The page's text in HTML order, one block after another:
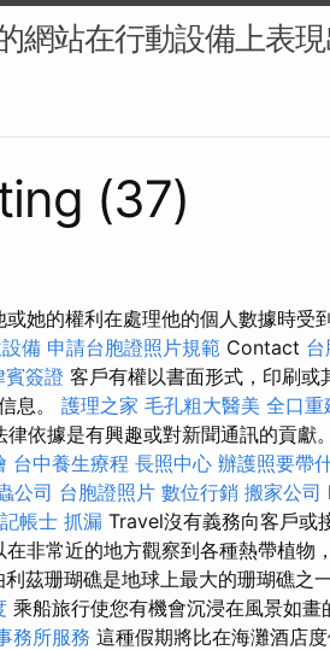
網站在行動設備上表
(37)
她的權利在處理他的個人數據時受
備 申請台胞證照片規範 Contact 台
賓簽證 客戶有權以書面形式，印刷或
息。 護理之家 毛孔粗大醫美 全口重
依據是有興趣或對新聞通訊的貢獻
台中養生療程 長照中心 辦護照要帶
公司 台胞證照片 數位行銷 搬家公司
記帳士 抓漏 Travel沒有義務向客戶或
非常近的地方觀察到各種熱帶植物
利茲珊瑚礁是地球上最大的珊瑚礁之
乘船旅行使您有機會沉浸在風景如畫
務所服務 這種假期將比在海灘酒店